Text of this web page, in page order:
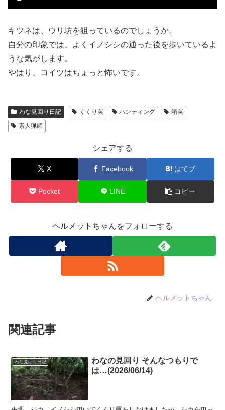
キツネは、ウリ坊を狙っているのでしょうか。
自分の印象では、よくイノシシの通った後を歩いているよ
うな気がします。
やはり、コイツはちょっと怖いです。
わな見回り日記 くくり罠 ハンティング
箱罠
素人猟師
シェアする
X Facebook はてブ
Pocket LINE コピー
ヘルメットちゃんをフォローする
ヘルメットちゃん
関連記事
わな見回り日記
わなの見回り そんなつもりで
は…(2026/06/14)